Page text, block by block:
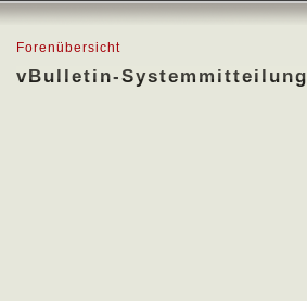
Forenübersicht
vBulletin-Systemmitteilung